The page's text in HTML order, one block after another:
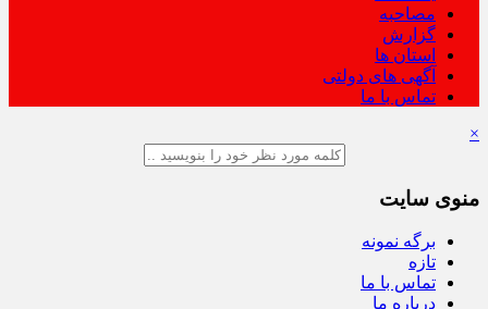
مصاحبه
گزارش
استان ها
آگهی های دولتی
تماس با ما
×
منوی سایت
برگه نمونه
تازه
تماس با ما
درباره ما